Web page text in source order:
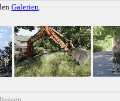
Galerien.